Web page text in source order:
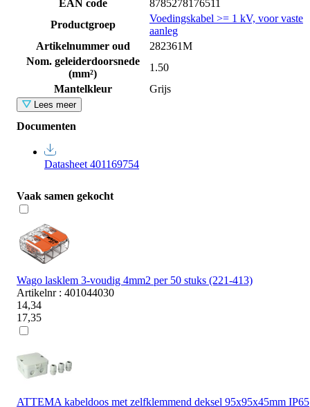
EAN code
8785278176511
Productgroep
Voedingskabel >= 1 kV, voor vaste
aanleg
Artikelnummer oud
282361M
Nom. geleiderdoorsnede
(mm²)
1.50
Mantelkleur
Grijs
Lees meer
Documenten
Datasheet 401169754
Vaak samen gekocht
Wago lasklem 3-voudig 4mm2 per 50 stuks (221-413)
Artikelnr : 401044030
14,34
17,35
ATTEMA kabeldoos met zelfklemmend deksel 95x95x45mm IP65